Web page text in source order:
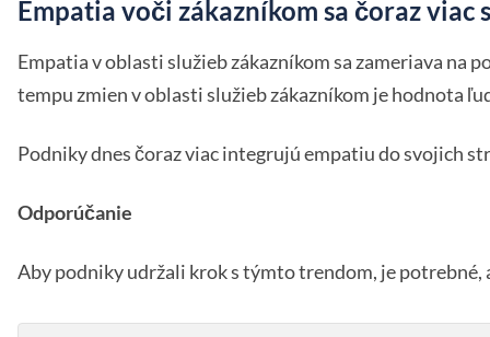
Empatia voči zákazníkom sa čoraz
Empatia v oblasti služieb zákazníkom sa zameriava
tempu zmien v oblasti služieb zákazníkom je hodnota
Podniky dnes čoraz viac integrujú empatiu do svojich
Odporúčanie
Aby podniky udržali krok s týmto trendom, je potrebné,